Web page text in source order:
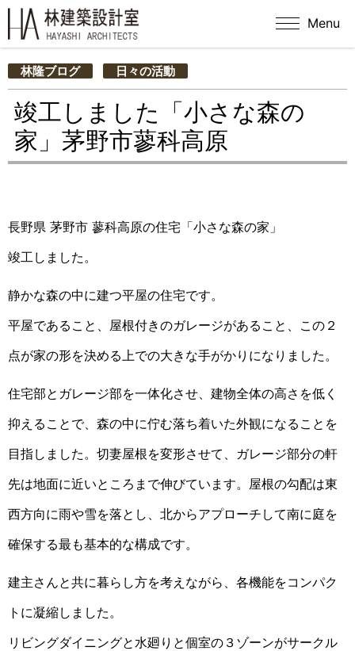
Menu
林隆ブログ 日々の活動
竣工しました「小さな森の
家」茅野市蓼科高原
長野県 茅野市 蓼科高原の住宅「小さな森の家」
竣工しました。
静かな森の中に建つ平屋の住宅です。
平屋であること、屋根付きのガレージがあること、この２
点が家の形を決める上での大きな手がかりになりました。
住宅部とガレージ部を一体化させ、建物全体の高さを低く
抑えることで、森の中に佇む落ち着いた外観になることを
目指しました。切妻屋根を変形させて、 ガレージ部分の軒
先は地面に近いところまで伸びています。 屋根の勾配は東
西方向に雨や雪を落とし、北からアプローチして南に庭を
確保する最も基本的な構成です。
建主さんと共に暮らし方を考えながら、各機能をコンパク
トに凝縮しました。
リビングダイニングと水廻りと個室の３ゾーンがサークル